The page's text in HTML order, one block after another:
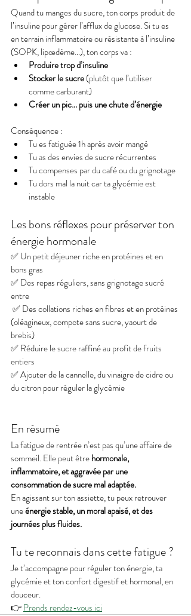
Quand tu manges du sucre, ton corps produit de
l’insuline pour gérer l’afflux de glucose. Si tu es
en terrain inflammatoire ou résistante à l’insuline
(SOPK, lipœdème…), ton corps va :
Produire trop d’insuline
Stocker le sucre (plutôt que l’utiliser
comme carburant)
Créer un pic… puis une chute d’énergie
Conséquence :
Tu es fatiguée 1h après avoir mangé
Tu as des envies de sucre récurrentes
Tu compenses par du café ou du grignotage
Tu dors mal la nuit car ta glycémie est
instable
Les bons réflexes pour préserver ton
énergie hormonale
✅ Un petit déjeuner riche en protéines et en
bons gras
✅ Des repas réguliers, sans grignotage sucré
entre
(oléagineux, compote sans sucre, yaourt de
brebis)
✅ Réduire le sucre raffiné au profit de fruits
entiers
✅ Ajouter de la cannelle, du vinaigre de cidre ou
du citron pour réguler la glycémie
En résumé
La fatigue de rentrée n’est pas qu’une affaire de
sommeil. Elle peut être hormonale,
inflammatoire, et aggravée par une
consommation de sucre mal adaptée.
En agissant sur ton assiette, tu peux retrouver
une énergie stable, un moral apaisé, et des
journées plus fluides.
Tu te reconnais dans cette fatigue ?
Je t’accompagne pour réguler ton énergie, ta
glycémie et ton confort digestif et hormonal, en
douceur.
👉 Prends rendez-vous ici